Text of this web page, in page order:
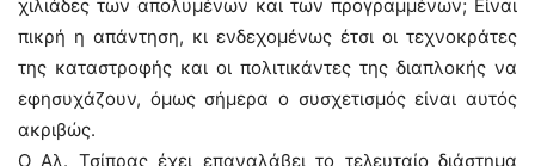
χιλιάδες των απολυμένων και των προγραμμένων; Είναι
πικρή η απάντηση, κι ενδεχομένως έτσι οι τεχνοκράτες
της καταστροφής και οι πολιτικάντες της διαπλοκής να
εφησυχάζουν, όμως σήμερα ο συσχετισμός είναι αυτός
ακριβώς.
Ο Αλ. Τσίπρας έχει επαναλάβει το τελευταίο διάστημα